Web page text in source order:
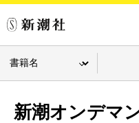
新潮オンデマ